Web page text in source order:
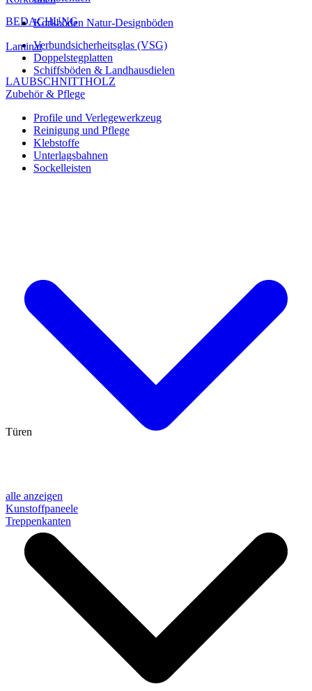
BEDACHUNG
Verbundsicherheitsglas (VSG)
Doppelstegplatten
LAUBSCHNITTHOLZ
Korkböden Natur-Designböden
Laminat
Schiffsböden & Landhausdielen
Zubehör & Pflege
Profile und Verlegewerkzeug
Reinigung und Pflege
Klebstoffe
Unterlagsbahnen
Sockelleisten
alle anzeigen
Kunstoffpaneele
Treppenkanten
Türen